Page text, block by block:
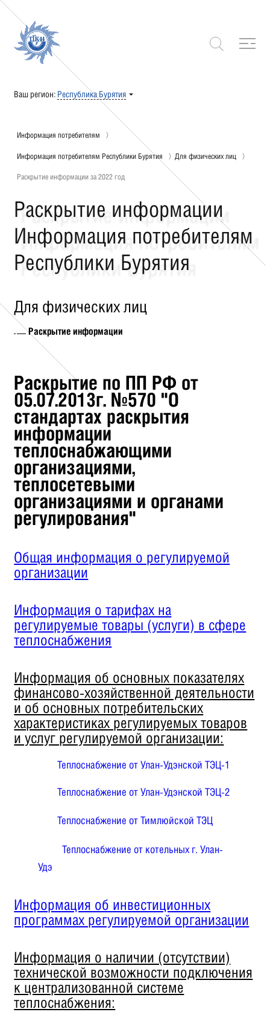
Ваш регион: Республика Бурятия
Информация потребителям
Информация потребителям Республики Бурятия Для физических лиц
Раскрытие информации за 2022 год
Раскрытие информации
Информация потребителям
Республики Бурятия
Для физических лиц
Раскрытие информации
Раскрытие по ПП РФ от
05.07.2013г. №570 "О
стандартах раскрытия
информации
теплоснабжающими
организациями,
теплосетевыми
организациями и органами
регулирования"
Общая информация о регулируемой
организации
Информация о тарифах на
регулируемые товары (услуги) в сфере
теплоснабжения
Информация об основных показателях
финансово-хозяйственной деятельности
и об основных потребительских
характеристиках регулируемых товаров
и услуг регулируемой организации:
Теплоснабжение от Улан-Удэнской ТЭЦ-1
Теплоснабжение от Улан-Удэнской ТЭЦ-2
Теплоснабжение от Тимлюйской ТЭЦ
Теплоснабжение от котельных г. Улан-
Удэ
Информация об инвестиционных
программах регулируемой организации
Информация о наличии (отсутствии)
технической возможности подключения
к централизованной системе
теплоснабжения: